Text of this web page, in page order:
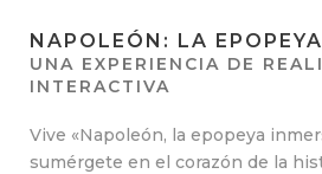
NAPOLEÓN: LA
UNA EXPERIENCIA DE
INTERACTIVA
Vive «Napoleón, la epopeya
sumérgete en el corazón de la